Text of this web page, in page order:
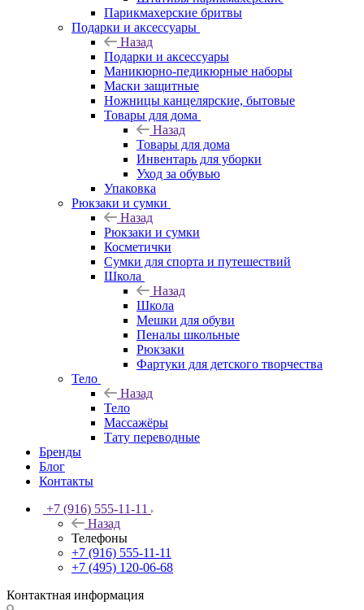
Парикмахерские бритвы
Подарки и аксессуары
Назад
Подарки и аксессуары
Маникюрно-педикюрные наборы
Маски защитные
Ножницы канцелярские, бытовые
Товары для дома
Назад
Товары для дома
Инвентарь для уборки
Уход за обувью
Упаковка
Рюкзаки и сумки
Назад
Рюкзаки и сумки
Косметички
Сумки для спорта и путешествий
Школа
Назад
Школа
Мешки для обуви
Пеналы школьные
Рюкзаки
Фартуки для детского творчества
Тело
Назад
Тело
Массажёры
Тату переводные
Бренды
Блог
Контакты
+7 (916) 555-11-11
Назад
Телефоны
+7 (916) 555-11-11
+7 (495) 120-06-68
Контактная информация